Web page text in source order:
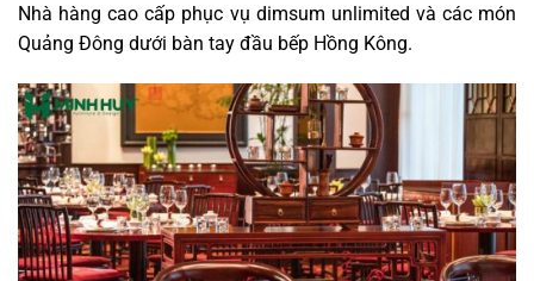
Nhà hàng cao cấp phục vụ dimsum unlimited và các món
Quảng Đông dưới bàn tay đầu bếp Hồng Kông.